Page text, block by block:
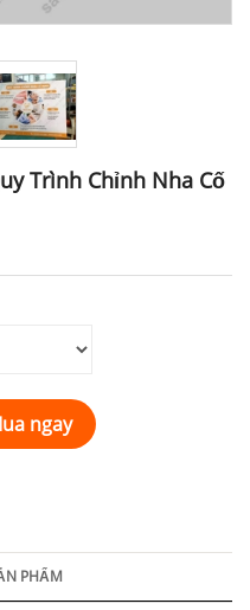
Trình Chỉnh Nha Cố
ngay
PHẨM